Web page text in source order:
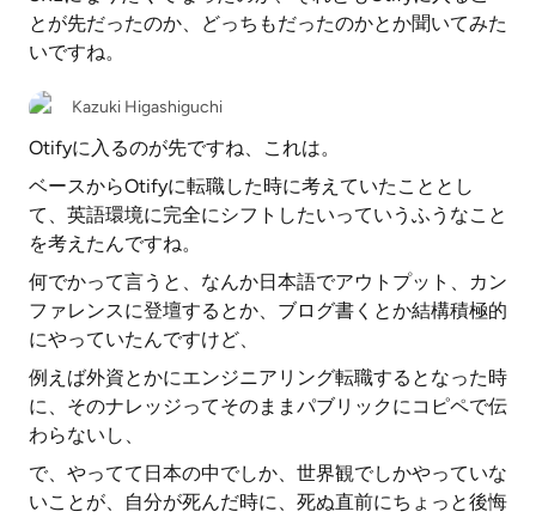
とが先だったのか、どっちもだったのかとか聞いてみた
いですね。
Kazuki Higashiguchi
Otifyに入るのが先ですね、これは。
ベースからOtifyに転職した時に考えていたこととし
て、英語環境に完全にシフトしたいっていうふうなこと
を考えたんですね。
何でかって言うと、なんか日本語でアウトプット、カン
ファレンスに登壇するとか、ブログ書くとか結構積極的
にやっていたんですけど、
例えば外資とかにエンジニアリング転職するとなった時
に、そのナレッジってそのままパブリックにコピペで伝
わらないし、
で、やってて日本の中でしか、世界観でしかやっていな
いことが、自分が死んだ時に、死ぬ直前にちょっと後悔